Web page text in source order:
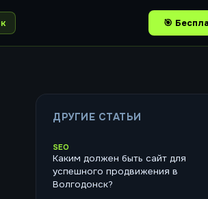
🎯
ДРУГИЕ СТАТЬИ
SEO
Каким должен быть сайт для
успешного продвижения в
Волгодонск?